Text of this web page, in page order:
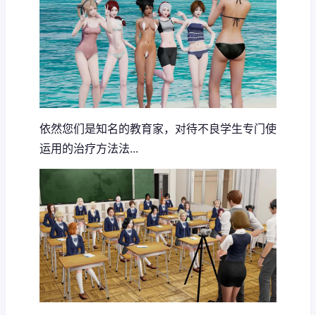
依然您们是知名的教育家，对待不良学生专门使
运用的治疗方法法...